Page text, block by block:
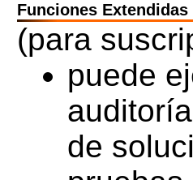
Funciones
(para
puede
de